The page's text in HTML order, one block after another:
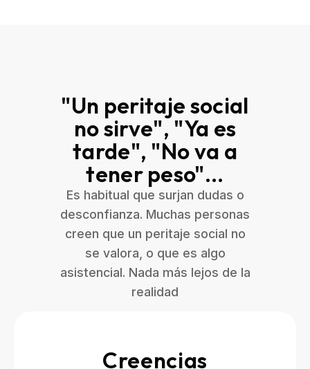
"Un peritaje social
no sirve", "Ya es
tarde", "No va a
tener peso"...
Es habitual que surjan dudas o
desconfianza. Muchas personas
creen que un peritaje social no
se valora, o que es algo
asistencial. Nada más lejos de la
realidad
Creencias